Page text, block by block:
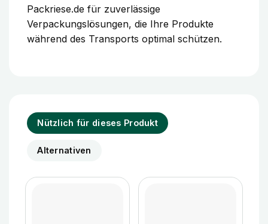
Packriese.de für zuverlässige
Verpackungslösungen, die Ihre Produkte
während des Transports optimal schützen.
Nützlich für dieses Produkt
Alternativen